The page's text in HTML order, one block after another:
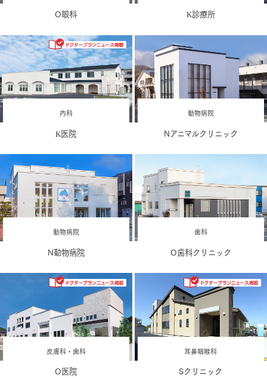
O眼科 K診療所
内科
K医院
動物病院
Nアニマルクリニック
動物病院
N動物病院
歯科
O歯科クリニック
皮膚科・歯科
O医院
耳鼻咽喉科
Sクリニック